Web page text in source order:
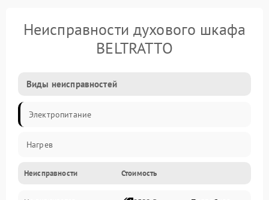
Неисправности духового шкафа
BELTRATTO
Виды неисправностей
Электропитание
Нагрев
Неисправности Стоимость